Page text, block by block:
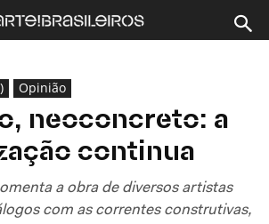
Opinião
neoconcreto: a
continua
a obra de diversos artistas
com as correntes construtivas,